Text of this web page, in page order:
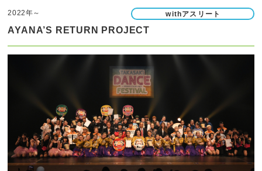
2022年～ withアスリート
AYANA’S RETURN PROJECT